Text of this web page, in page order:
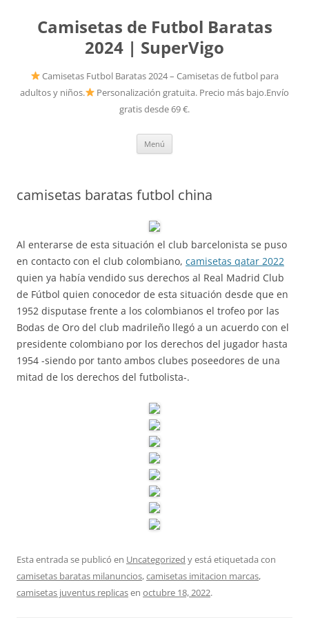
Camisetas de Futbol Baratas
2024 | SuperVigo
Camisetas Futbol Baratas 2024 – Camisetas de futbol para
adultos y niños.
Personalización gratuita. Precio más bajo.Envío
gratis desde 69 €.
Menú
camisetas baratas futbol china
Al enterarse de esta situación el club barcelonista se puso
en contacto con el club colombiano, camisetas qatar 2022
quien ya había vendido sus derechos al Real Madrid Club
de Fútbol quien conocedor de esta situación desde que en
1952 disputase frente a los colombianos el trofeo por las
Bodas de Oro del club madrileño llegó a un acuerdo con el
presidente colombiano por los derechos del jugador hasta
1954 -siendo por tanto ambos clubes poseedores de una
mitad de los derechos del futbolista-.
Esta entrada se publicó en Uncategorized y está etiquetada con
camisetas baratas milanuncios,camisetas imitacion marcas,
camisetas juventus replicasen octubre 18, 2022.